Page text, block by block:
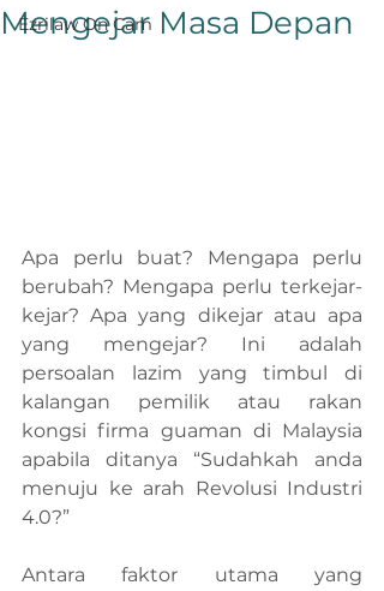
Ezrilaw On Cam
Mengejar Masa Depan
Apa perlu buat? Mengapa perlu
berubah? Mengapa perlu terkejar-
kejar? Apa yang dikejar atau apa
yang mengejar? Ini adalah
persoalan lazim yang timbul di
kalangan pemilik atau rakan
kongsi firma guaman di Malaysia
apabila ditanya “Sudahkah anda
menuju ke arah Revolusi Industri
4.0?”
Antara faktor utama yang